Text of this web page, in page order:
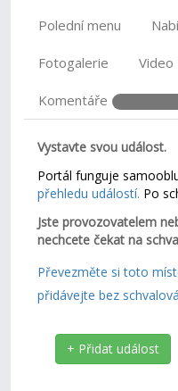
Polední menu
Fotogalerie Video
Komentáře
Vystavte svou událost.
Portál funguje
přehledu událostí. Po
Jste provozovatelem
nechcete čekat na
Převezměte si toto
přidávejte bez
+ Přidat událost